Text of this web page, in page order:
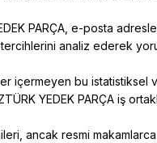
PARÇA, e-posta
analiz ederek
içermeyen bu istatistiksel
YEDEK PARÇA iş
ancak resmi